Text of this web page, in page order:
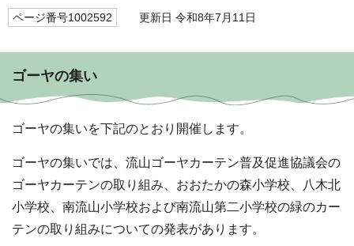
ページ番号1002592 更新日 令和8年7月11日
ゴーヤの集い
ゴーヤの集いを下記のとおり開催します。
ゴーヤの集いでは、流山ゴーヤカーテン普及促進協議会の
ゴーヤカーテンの取り組み、おおたかの森小学校、八木北
小学校、南流山小学校および南流山第二小学校の緑のカー
テンの取り組みについての発表があります。